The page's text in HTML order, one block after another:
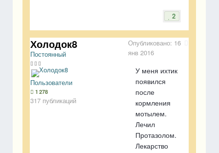
2
Холодок8
Постоянный
Пользователи
1 278
317 публикаций
Опубликовано: 16
янв 2016
У меня ихтик
появился
после
кормления
мотылем.
Лечил
Протазолом.
Лекарство